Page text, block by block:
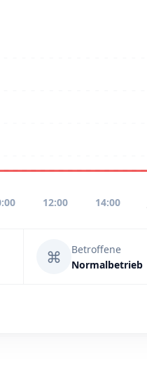
12:00 14:00
⌘
Betroffene
Normalbetrieb